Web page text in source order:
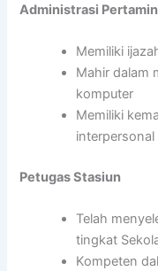
Administrasi
Memiliki
Mahir dalam
komputer
Memiliki
Petugas Stasiun
Telah
tingkat
Kompeten